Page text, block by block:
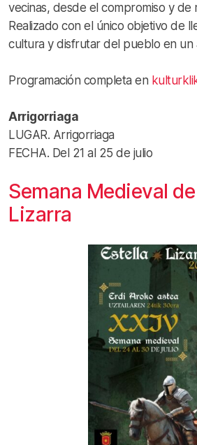
vecinas, desde el compromiso y de
Realizado con el único objetivo de
cultura y disfrutar del pueblo en un
Programación completa en
Arrigorriaga
LUGAR. Arrigorriaga
FECHA. Del 21 al 25 de julio
Semana Medieval
Lizarra